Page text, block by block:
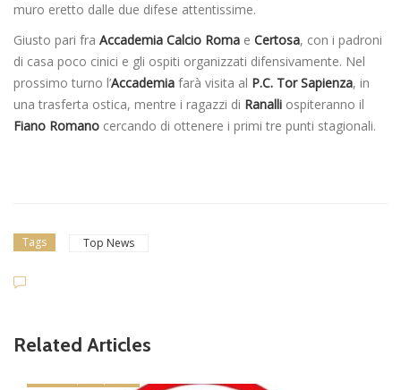
muro eretto dalle due difese attentissime.
Giusto pari fra Accademia Calcio Roma e Certosa, con i padroni
di casa poco cinici e gli ospiti organizzati difensivamente. Nel
prossimo turno l’Accademia farà visita al P.C. Tor Sapienza, in
una trasferta ostica, mentre i ragazzi di Ranalli ospiteranno il
Fiano Romano cercando di ottenere i primi tre punti stagionali.
Tags Top News
Related Articles